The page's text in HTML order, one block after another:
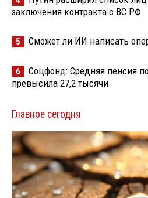
заключения контракта с ВС РФ
5 Сможет ли ИИ написать
6
Соцфонд: Средняя пенсия
превысила 27,2 тысячи
Главное сегодня